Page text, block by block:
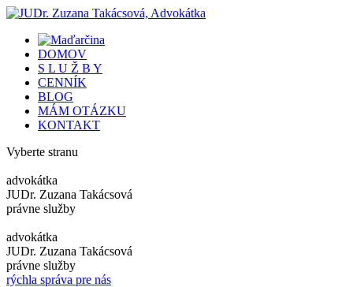
DOMOV
S L U Ž B Y
CENNÍK
BLOG
MÁM OTÁZKU
KONTAKT
Vyberte stranu
advokátka
JUDr. Zuzana Takácsová
právne služby
advokátka
JUDr. Zuzana Takácsová
právne služby
rýchla správa pre nás